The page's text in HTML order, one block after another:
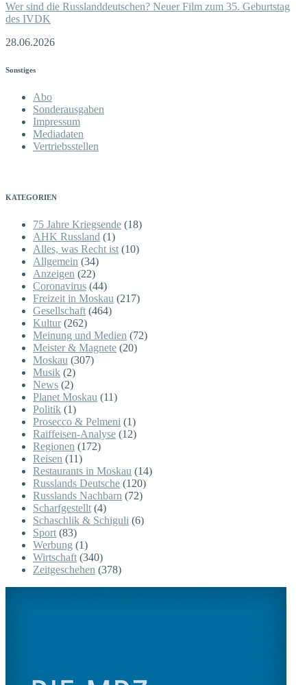
Wer sind die Russlanddeutschen? Neuer Film zum 35. Geburtstag
des IVDK
28.06.2026
Sonstiges
Abo
Sonderausgaben
Impressum
Mediadaten
Vertriebsstellen
KATEGORIEN
75 Jahre Kriegsende (18)
AHK Russland (1)
Alles, was Recht ist (10)
Allgemein (34)
Anzeigen (22)
Coronavirus (44)
Freizeit in Moskau (217)
Gesellschaft (464)
Kultur(262)
Meinung und Medien (72)
Meister & Magnete (20)
Moskau (307)
Musik (2)
News (2)
Planet Moskau (11)
Politik (1)
Prosecco & Pelmeni (1)
Raiffeisen-Analyse (12)
Regionen (172)
Reisen (11)
Restaurants in Moskau (14)
Russlands Deutsche (120)
Russlands Nachbarn (72)
Scharfgestellt (4)
Schaschlik & Schiguli (6)
Sport (83)
Werbung (1)
Wirtschaft (340)
Zeitgeschehen (378)